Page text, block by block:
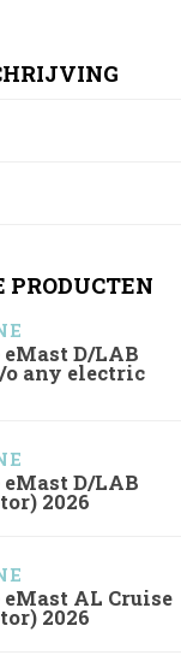
PRODUCTEN
eMast D/LAB
any electric
eMast D/LAB
2026
eMast AL Cruise
2026